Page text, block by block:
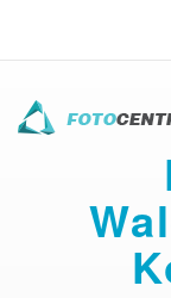
treści